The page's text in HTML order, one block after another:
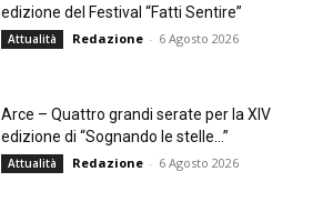
edizione del Festival “Fatti Sentire”
Attualità Redazione - 6 Agosto 2026
Arce – Quattro grandi serate per la XIV
edizione di “Sognando le stelle…”
Attualità Redazione - 6 Agosto 2026